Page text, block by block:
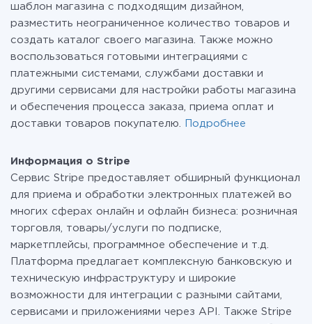
шаблон магазина с подходящим дизайном,
разместить неограниченное количество товаров и
создать каталог своего магазина. Также можно
воспользоваться готовыми интеграциями с
платежными системами, службами доставки и
другими сервисами для настройки работы магазина
и обеспечения процесса заказа, приема оплат и
доставки товаров покупателю.
Подробнее
Информация о Stripe
Сервис Stripe предоставляет обширный функционал
для приема и обработки электронных платежей во
многих сферах онлайн и офлайн бизнеса: розничная
торговля, товары/услуги по подписке,
маркетплейсы, программное обеспечение и т.д.
Платформа предлагает комплексную банковскую и
техническую инфраструктуру и широкие
возможности для интеграции с разными сайтами,
сервисами и приложениями через API. Также Stripe